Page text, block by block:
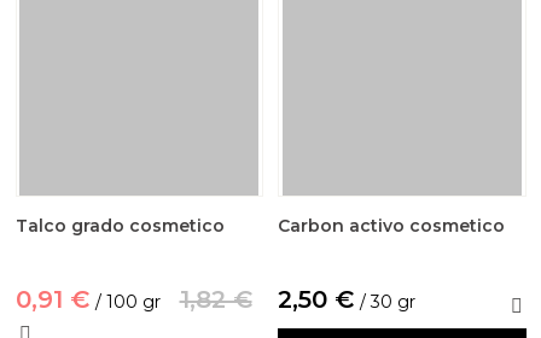
Talco grado cosmetico
0,91 € / 100 gr 1,82 €
Carbon activo cosmetico
2,50 € / 30 gr